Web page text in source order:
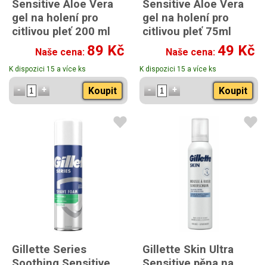
Sensitive Aloe Vera
gel na holení pro
citlivou pleť 200 ml
Naše cena: 89 Kč
K dispozici 15 a více ks
Koupit
Sensitive Aloe Vera
gel na holení pro
citlivou pleť 75ml
cestovní balení
Naše cena: 49 Kč
K dispozici 15 a více ks
Koupit
Gillette Series
Gillette Skin Ultra